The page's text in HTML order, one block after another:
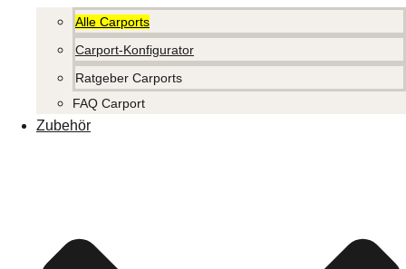
Alle Carports
Carport-Konfigurator
Ratgeber Carports
FAQ Carport
Zubehör